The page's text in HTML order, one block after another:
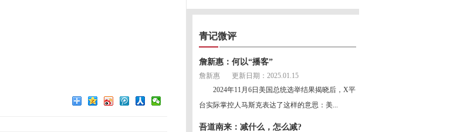
青记微评
詹新惠：何以“播客”
詹新惠
更新日期：2025.01.15
2024年11月6日美国总统选举结果揭晓后，X平
台实际掌控人马斯克表达了这样的意思：美...
吾道南来：减什么，怎么减?